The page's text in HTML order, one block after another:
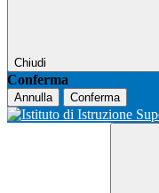
Chiudi
Conferma
Annulla Conferma